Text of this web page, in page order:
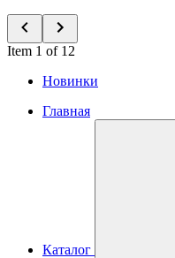
Item 1 of 12
Новинки
Главная
Каталог